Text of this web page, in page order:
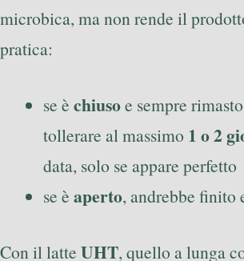
microbica, ma non rende il
pratica:
se è chiusoe sempre
tollerare al massimo 1 o 2
data, solo se appare perfetto
se è aperto, andrebbe finito
Con il latte UHT, quello a lunga